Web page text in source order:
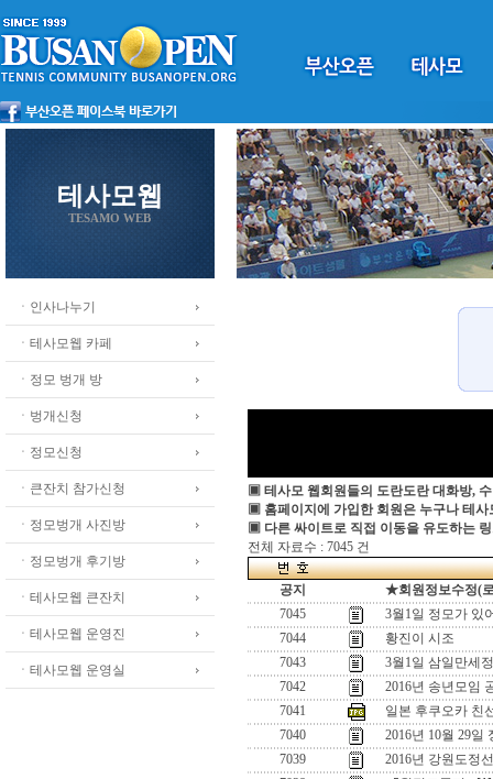
테사모웹
TESAMO WEB
ㆍ인사나누기
ㆍ테사모웹 카페
ㆍ정모 벙개 방
ㆍ벙개신청
ㆍ정모신청
ㆍ큰잔치 참가신청
ㆍ정모벙개 사진방
ㆍ정모벙개 후기방
ㆍ테사모웹 큰잔치
ㆍ테사모웹 운영진
ㆍ테사모웹 운영실
▣ 테사모 웹회원들의 도란도란 대화방,
▣ 홈페이지에 가입한 회원은 누구나 테사
▣ 다른 싸이트로 직접 이동을 유도하는
전체 자료수 : 7045 건
공지
★회원정보수정(
7045
3월1일 정모가 있
7044
황진이 시조
7043
3월1일 삼일만세
7042
2016년 송년모임
7041
일본 후쿠오카 친
7040
2016년 10월 29일
7039
2016년 강원도정